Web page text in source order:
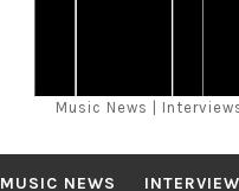
Music News |
MUSIC NEWS